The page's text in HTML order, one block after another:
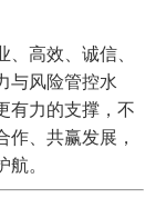
高效、诚信、
与风险管控水
有力的支撑，不
、共赢发展，
。